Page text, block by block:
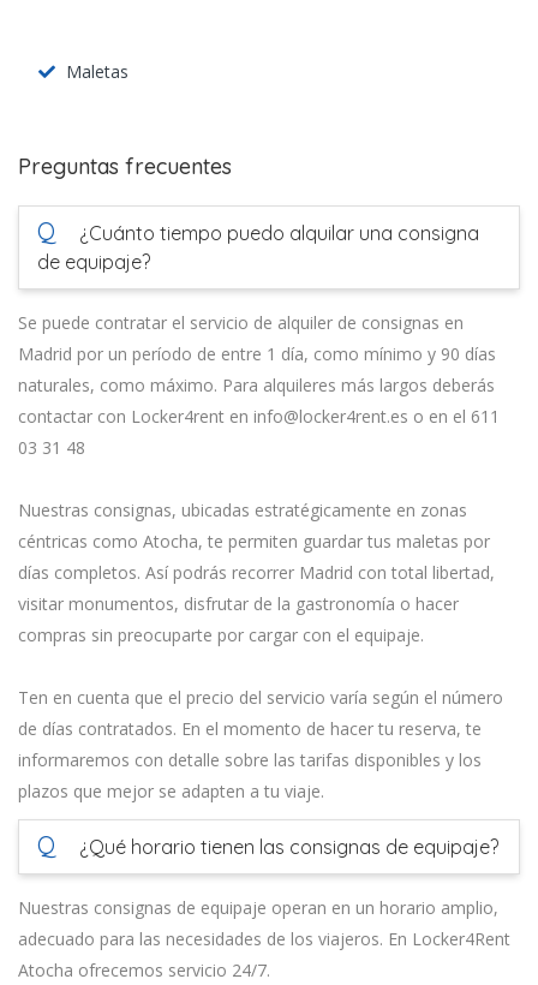
Maletas
Preguntas frecuentes
Q
¿Cuánto tiempo puedo alquilar una consigna
de equipaje?
Se puede contratar el servicio de alquiler de consignas en
Madrid por un período de entre 1 día, como mínimo y 90 días
naturales, como máximo. Para alquileres más largos deberás
contactar con Locker4rent en info@locker4rent.es o en el 611
03 31 48
Nuestras consignas, ubicadas estratégicamente en zonas
céntricas como Atocha, te permiten guardar tus maletas por
días completos. Así podrás recorrer Madrid con total libertad,
visitar monumentos, disfrutar de la gastronomía o hacer
compras sin preocuparte por cargar con el equipaje.
Ten en cuenta que el precio del servicio varía según el número
de días contratados. En el momento de hacer tu reserva, te
informaremos con detalle sobre las tarifas disponibles y los
plazos que mejor se adapten a tu viaje.
Q ¿Qué horario tienen las consignas de equipaje?
Nuestras consignas de equipaje operan en un horario amplio,
adecuado para las necesidades de los viajeros. En Locker4Rent
Atocha ofrecemos servicio 24/7.